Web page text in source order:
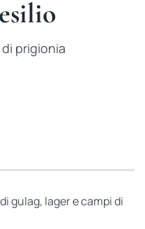
prigionia
gulag, lager e campi di